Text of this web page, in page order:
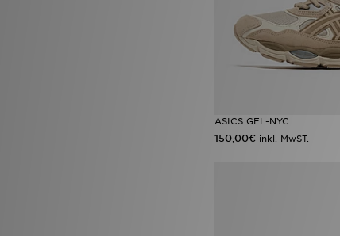
ASICS GEL-NYC
150,00€ inkl. MwST.